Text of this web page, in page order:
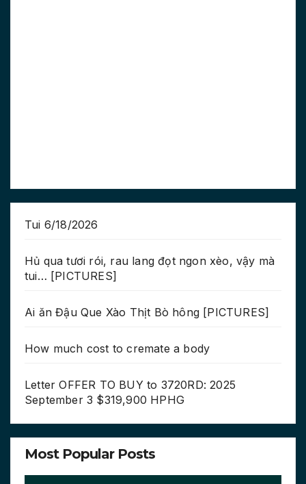
Tui 6/18/2026
Hủ qua tươi rói, rau lang đọt ngon xèo, vậy mà
tui… [PICTURES]
Ai ăn Đậu Que Xào Thịt Bò hông [PICTURES]
How much cost to cremate a body
Letter OFFER TO BUY to 3720RD: 2025
September 3 $319,900 HPHG
Most Popular Posts